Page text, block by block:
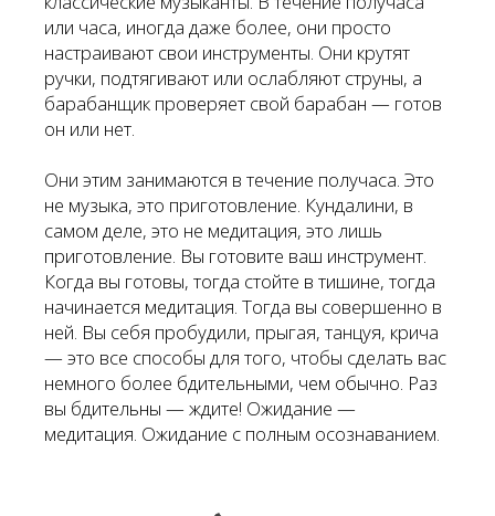
или часа, иногда даже более, они просто
настраивают свои инструменты. Они крутят
ручки, подтягивают или ослабляют струны, а
барабанщик проверяет свой барабан — готов
он или нет.
Они этим занимаются в течение получаса. Это
не музыка, это приготовление. Кундалини, в
самом деле, это не медитация, это лишь
приготовление. Вы готовите ваш инструмент.
Когда вы готовы, тогда стойте в тишине, тогда
начинается медитация. Тогда вы совершенно в
ней. Вы себя пробудили, прыгая, танцуя, крича
— это все способы для того, чтобы сделать вас
немного более бдительными, чем обычно. Раз
вы бдительны — ждите! Ожидание —
медитация. Ожидание с полным осознаванием.